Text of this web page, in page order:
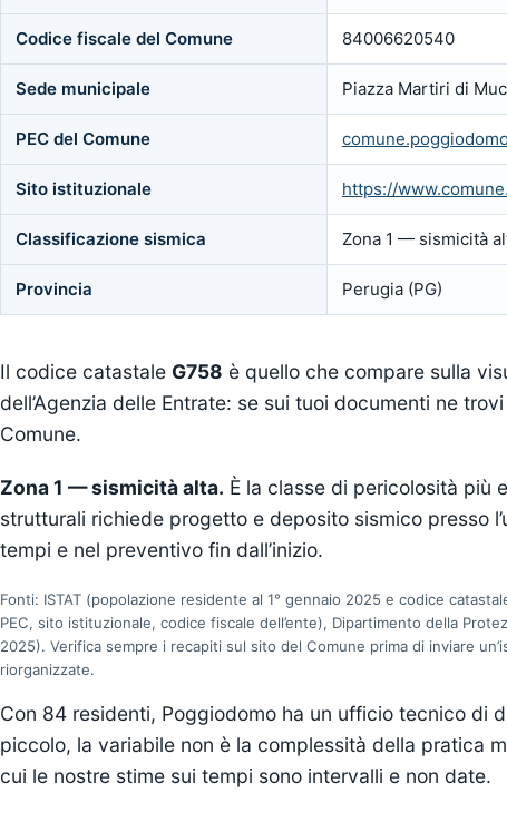
Codice fiscale del Comune 84006620540
Sede municipale Piazza Martiri di
PEC del Comune
Sito istituzionale https://
Classificazione sismica Zona 1 — sismicità
Provincia Perugia (PG)
Il codice catastale G758 è quello che compare sulla
dell’Agenzia delle Entrate: se sui tuoi documenti ne
Comune.
Zona 1 — sismicità alta. È la classe di pericolosità più
strutturali richiede progetto e deposito sismico presso
tempi e nel preventivo fin dall’inizio.
Fonti: ISTAT (popolazione residente al 1° gennaio 2025 e codice
PEC, sito istituzionale, codice fiscale dell’ente), Dipartimento della
2025). Verifica sempre i recapiti sul sito del Comune prima di inviare
riorganizzate.
Con 84 residenti, Poggiodomo ha un ufficio tecnico di
piccolo, la variabile non è la complessità della pratica
cui le nostre stime sui tempi sono intervalli e non date.